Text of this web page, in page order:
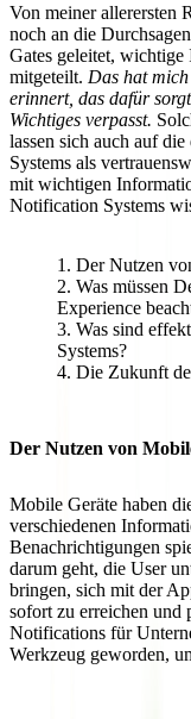
Von meiner allerersten
noch an die
Gates geleitet,
mitgeteilt. Das hat
erinnert, das dafür
Wichtiges verpasst.
lassen sich auch auf
Systems als
mit wichtigen
Notification Systems
Der Nutzen
Was müssen
Experience
Was sind
Systems?
Die Zukunft
Der Nutzen von
Mobile Geräte haben
verschiedenen
Benachrichtigungen
darum geht, die User
bringen, sich mit der
sofort zu erreichen und
Notifications für
Werkzeug geworden,